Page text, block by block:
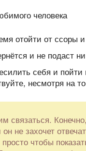
отойти от
и не подаст
себя и
несмотря на
связаться.
не захочет
чтобы